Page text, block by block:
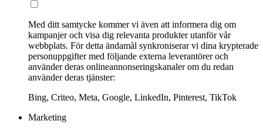
Med ditt samtycke kommer vi även att informera dig om
kampanjer och visa dig relevanta produkter utanför vår
webbplats. För detta ändamål synkroniserar vi dina krypterade
personuppgifter med följande externa leverantörer och
använder deras onlineannonseringskanaler om du redan
använder deras tjänster:
Bing, Criteo, Meta, Google, LinkedIn, Pinterest, TikTok
Marketing